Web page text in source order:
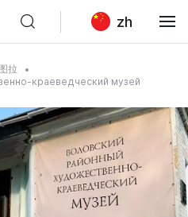
zh
拉
краеведческий музей